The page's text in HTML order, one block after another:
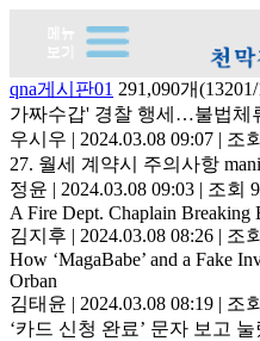
qna게시판01 291,090개
가짜수갑' 경찰 행세…불법체
우시우 | 2024.03.08 09:07 | 조
27. 월세 계약시 주의사항
정윤 | 2024.03.08 09:03 | 조회
A Fire Dept. Chaplain Breaking
김지후 | 2024.03.08 08:26 | 조
How ‘MagaBabe’ and a Fake
Orban
김태윤 | 2024.03.08 08:19 | 조
‘카드 신청 완료’ 문자 보고